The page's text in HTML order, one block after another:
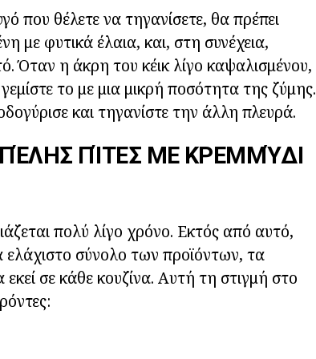
που θέλετε να τηγανίσετε, θα πρέπει
με φυτικά έλαια, και, στη συνέχεια,
Όταν η άκρη του κέικ λίγο καψαλισμένου,
το με μια μικρή ποσότητα της ζύμης.
και τηγανίστε την άλλη πλευρά.
ΠΊΤΕΣ ΜΕ ΚΡΕΜΜΎΔΙ
πολύ λίγο χρόνο. Εκτός από αυτό,
ελάχιστο σύνολο των προϊόντων, τα
σε κάθε κουζίνα. Αυτή τη στιγμή στο